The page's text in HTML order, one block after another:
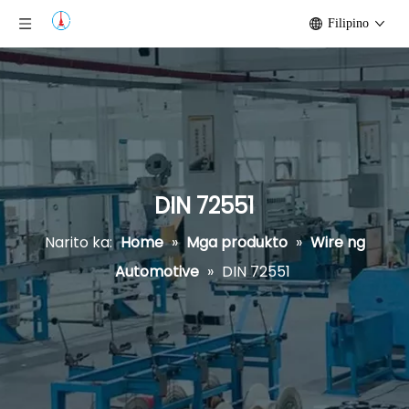
Filipino
DIN 72551
Narito ka: Home » Mga produkto » Wire ng
Automotive » DIN 72551